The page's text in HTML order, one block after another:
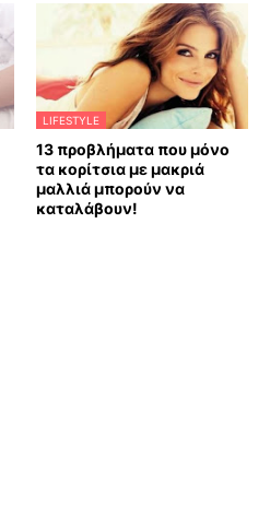
LIFESTYLE
13 προβλήματα που μόνο
τα κορίτσια με μακριά
μαλλιά μπορούν να
καταλάβουν!